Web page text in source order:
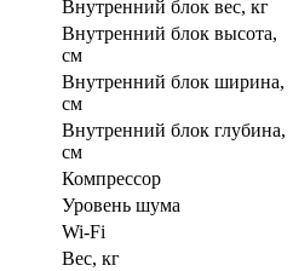
Внутренний блок вес, кг
Внутренний блок высота,
см
Внутренний блок ширина,
см
Внутренний блок глубина,
см
Компрессор
Уровень шума
Wi-Fi
Вес, кг